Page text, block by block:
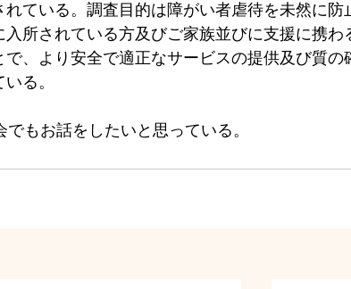
ている。調査目的は障がい者虐待を未然に防
所されている方及びご家族並びに支援に携わ
、より安全で適正なサービスの提供及び質の
る。
もお話をしたいと思っている。